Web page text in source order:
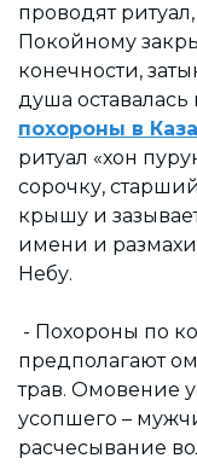
проводят
Покойному
конечности,
душа оставалась
похороны в
ритуал «хон
сорочку,
крышу и
имени и
Небу.
- Похороны по
предполагают
трав. Омовение
усопшего –
расчесывание